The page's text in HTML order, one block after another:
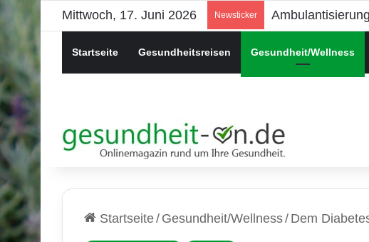
Mittwoch, 17. Juni 2026 Newsticker Psychische
Startseite Gesundheitsreisen Gesundheit/Wellness
Startseite/ Gesundheit/Wellness/ Dem